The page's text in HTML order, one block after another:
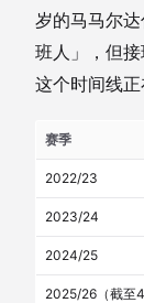
岁的马马尔
班人」，但
这个时间线正
赛季
2022/23
2023/24
2024/25
2025/26（截至4